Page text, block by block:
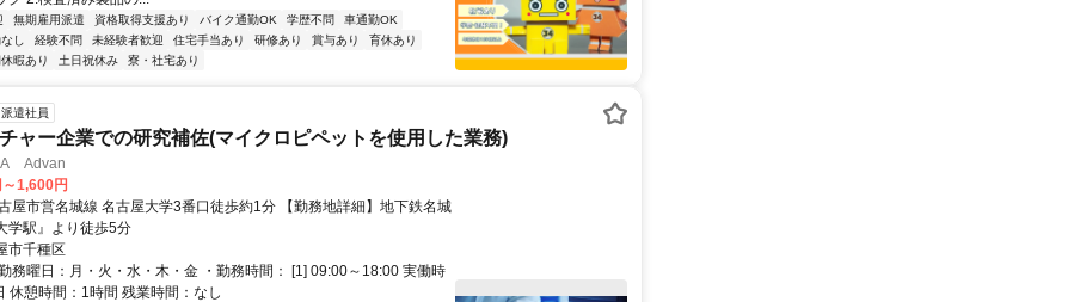
無期雇用派遣 資格取得支援あり バイク通勤OK 学歴不問
車通勤OK
し 経験不問 未経験者歓迎 住宅手当あり 研修あり 賞与あり
育休あり
暇あり 土日祝休み 寮・社宅あり
派遣社員
ャー企業での研究補佐(マイクロピペットを使用した業務)
Advan
1,600円
屋市営名城線 名古屋大学3番口徒歩約1分 【勤務地詳細】地下鉄名城
学駅』より徒歩5分
市千種区
務曜日：月・火・水・木・金 ・勤務時間： [1] 09:00～18:00 実働時
休憩時間：1時間 残業時間：なし